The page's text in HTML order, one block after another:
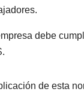
debe
de esta